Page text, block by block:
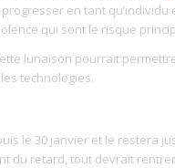
en tant
qui sont le risque
lunaison pourrait
technologies.
le 30 janvier et le restera
du retard, tout devrait